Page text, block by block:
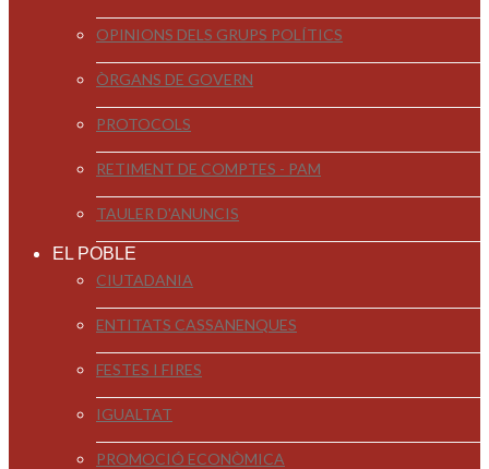
OPINIONS DELS GRUPS POLÍTICS
ÒRGANS DE GOVERN
PROTOCOLS
RETIMENT DE COMPTES - PAM
TAULER D'ANUNCIS
EL POBLE
CIUTADANIA
ENTITATS CASSANENQUES
FESTES I FIRES
IGUALTAT
PROMOCIÓ ECONÒMICA